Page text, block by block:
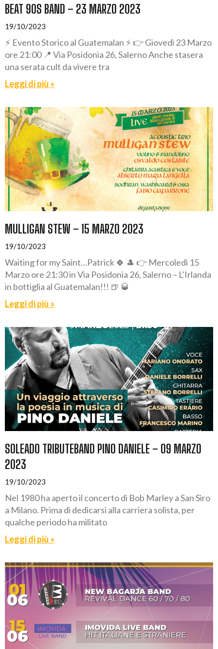
BEAT 90S BAND – 23 MARZO 2023
19/10/2023
⚡ Evento Storico al Guatemalan ⚡ 👉 Giovedì 23 Marzo
ore 21:00 📍 Via Posidonia 26, Salerno Anche stasera
una serata cult da vivere tra
Leggi di più »
MULLIGAN STEW – 15 MARZO 2023
19/10/2023
Waiting for my Saint…Patrick 🍀 🎩 👉 Mercoledì 15
Marzo ore 21:30 in Via Posidonia 26, Salerno – L’Irlanda
in bottiglia al Guatemalan!!! 🍺 🥃
Leggi di più »
SOLEADO TRIBUTEBAND PINO DANIELE – 09 MARZO
2023
19/10/2023
Nel 1980 ha aperto il concerto di Bob Marley a San Siro
a Milano. Prima di dedicarsi alla carriera solista, per
qualche periodo ha militato
Leggi di più »